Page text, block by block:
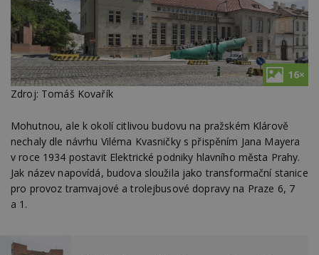
16×
Zdroj: Tomáš Kovařík
Mohutnou, ale k okolí citlivou budovu na pražském Klárově
nechaly dle návrhu Viléma Kvasničky s přispěním Jana Mayera
v roce 1934 postavit Elektrické podniky hlavního města Prahy.
Jak název napovídá, budova sloužila jako transformační stanice
pro provoz tramvajové a trolejbusové dopravy na Praze 6, 7
a 1.